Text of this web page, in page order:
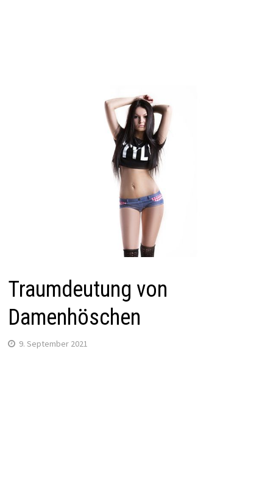
Traumdeutung von
Damenhöschen
9. September 2021